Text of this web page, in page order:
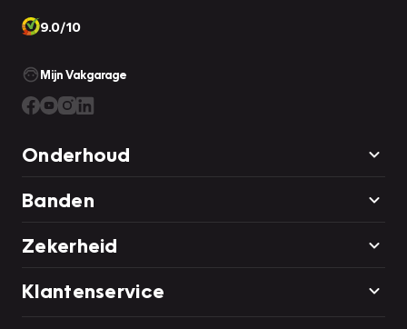
9.0/10
Mijn Vakgarage
Onderhoud
Banden
Zekerheid
Klantenservice